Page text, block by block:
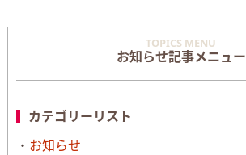
TOPICS MENU
お知らせ記事メニュー
カテゴリーリスト
お知らせ